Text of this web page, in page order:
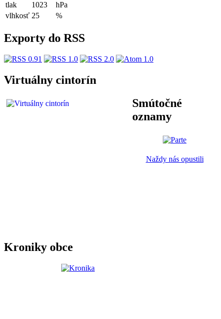
tlak
1023
hPa
vlhkosť 25 %
Exporty do RSS
Virtuálny cintorín
Smútočné
oznamy
Naždy nás opustili
Kroniky obce